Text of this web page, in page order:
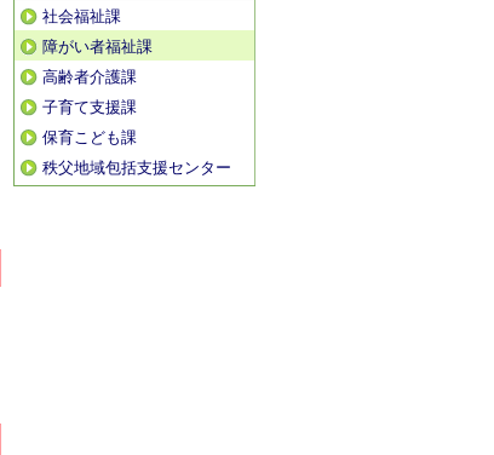
社会福祉課
障がい者福祉課
高齢者介護課
子育て支援課
保育こども課
秩父地域包括支援センター